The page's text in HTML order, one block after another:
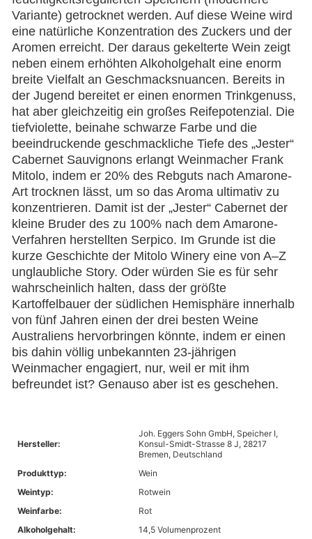
Variante) getrocknet werden. Auf diese Weine wird
eine natürliche Konzentration des Zuckers und der
Aromen erreicht. Der daraus gekelterte Wein zeigt
neben einem erhöhten Alkoholgehalt eine enorm
breite Vielfalt an Geschmacksnuancen. Bereits in
der Jugend bereitet er einen enormen Trinkgenuss,
hat aber gleichzeitig ein großes Reifepotenzial. Die
tiefviolette, beinahe schwarze Farbe und die
beeindruckende geschmackliche Tiefe des „Jester“
Cabernet Sauvignons erlangt Weinmacher Frank
Mitolo, indem er 20% des Rebguts nach Amarone-
Art trocknen lässt, um so das Aroma ultimativ zu
konzentrieren. Damit ist der „Jester“ Cabernet der
kleine Bruder des zu 100% nach dem Amarone-
Verfahren herstellten Serpico. Im Grunde ist die
kurze Geschichte der Mitolo Winery eine von A–Z
unglaubliche Story. Oder würden Sie es für sehr
wahrscheinlich halten, dass der größte
Kartoffelbauer der südlichen Hemisphäre innerhalb
von fünf Jahren einen der drei besten Weine
Australiens hervorbringen könnte, indem er einen
bis dahin völlig unbekannten 23-jährigen
Weinmacher engagiert, nur, weil er mit ihm
befreundet ist? Genauso aber ist es geschehen.
Hersteller:
Joh. Eggers Sohn GmbH, Speicher I,
Konsul-Smidt-Strasse 8 J, 28217
Bremen, Deutschland
Produkttyp:
Wein
Weintyp:
Rotwein
Weinfarbe:
Rot
Alkoholgehalt:
14,5 Volumenprozent